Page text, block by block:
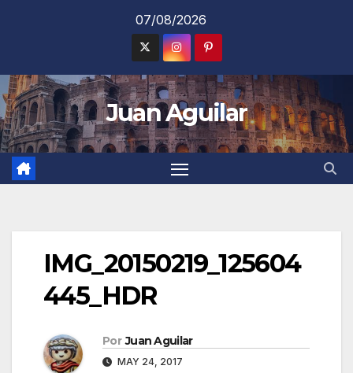
07/08/2026
Juan Aguilar
IMG_20150219_125604
445_HDR
Por Juan Aguilar
MAY 24, 2017